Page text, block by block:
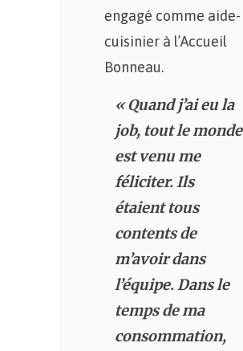
engagé comme aide-
cuisinier à l’Accueil
Bonneau.
« Quand j’ai eu la
job, tout le monde
est venu me
féliciter. Ils
étaient tous
contents de
m’avoir dans
l’équipe. Dans le
temps de ma
consommation,